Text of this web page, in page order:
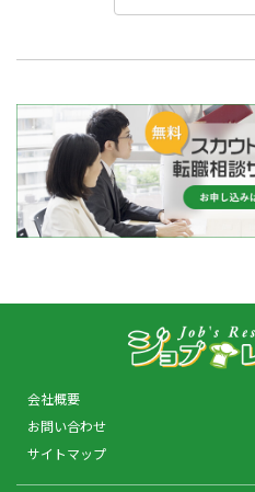
会社概要
お問い合わせ
サイトマップ